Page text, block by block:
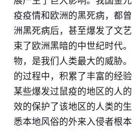
疫疫情和欧洲的黑死病，都
洲黑死病后，甚至爆发了文
束了欧洲黑暗的中世纪时代
物，是我们人类最大的威胁
的过程中，积累了丰富的经
某些爆发过鼠疫的地区的人
效的保护了该地区的人类的
悉本地风俗的外来入侵者根